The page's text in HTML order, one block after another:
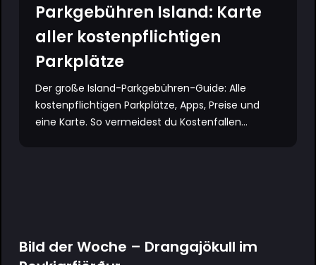
Parkgebühren Island: Karte
aller kostenpflichtigen
Parkplätze
Der große Island-Parkgebühren-Guide: Alle
kostenpflichtigen Parkplätze, Apps, Preise und
eine Karte. So vermeidest du Kostenfallen...
Bild der Woche – Drangajökull im